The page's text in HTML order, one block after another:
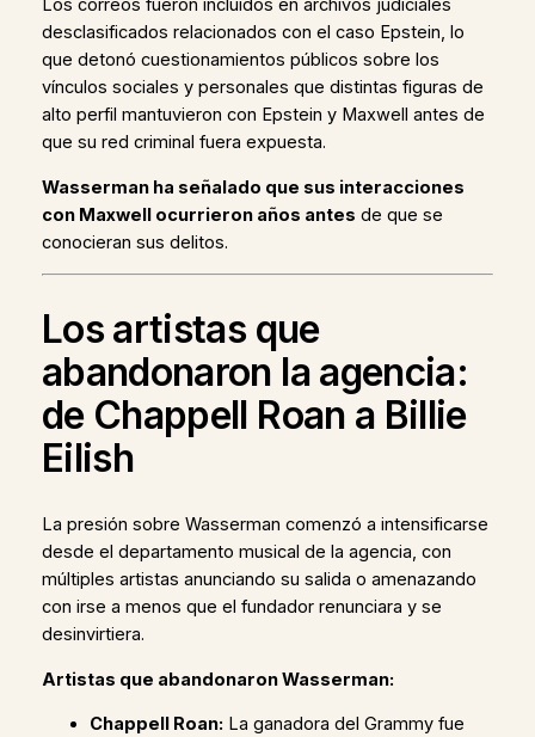
Los correos fueron incluidos en archivos judiciales
desclasificados relacionados con el caso Epstein, lo
que detonó cuestionamientos públicos sobre los
vínculos sociales y personales que distintas figuras de
alto perfil mantuvieron con Epstein y Maxwell antes de
que su red criminal fuera expuesta.
Wasserman ha señalado que sus interacciones
con Maxwell ocurrieron años antes de que se
conocieran sus delitos.
Los artistas que
abandonaron la agencia:
de Chappell Roan a Billie
Eilish
La presión sobre Wasserman comenzó a intensificarse
desde el departamento musical de la agencia, con
múltiples artistas anunciando su salida o amenazando
con irse a menos que el fundador renunciara y se
desinvirtiera.
Artistas que abandonaron Wasserman:
Chappell Roan: La ganadora del Grammy fue